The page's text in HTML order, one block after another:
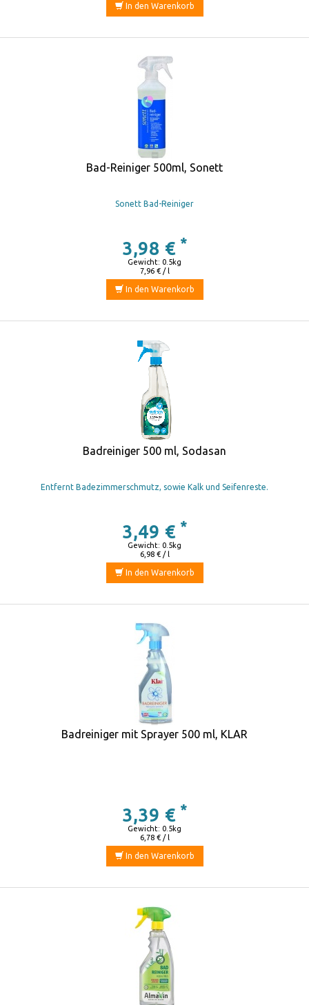
In den Warenkorb
Bad-Reiniger 500ml, Sonett
Sonett Bad-Reiniger
3,98 € *
7,96 € / l
Gewicht: 0.5kg
In den Warenkorb
Badreiniger 500 ml, Sodasan
Entfernt Badezimmerschmutz, sowie Kalk und Seifenreste.
3,49 € *
6,98 € / l
Gewicht: 0.5kg
In den Warenkorb
Badreiniger mit Sprayer 500 ml, KLAR
3,39 € *
6,78 € / l
Gewicht: 0.5kg
In den Warenkorb